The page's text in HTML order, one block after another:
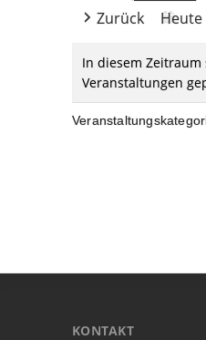
Zurück
Heute
In diesem Zeitraum
Veranstaltungen
KONTAKT